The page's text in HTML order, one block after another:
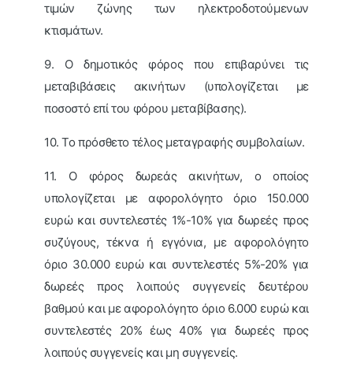
τιμών ζώνης των ηλεκτροδοτούμενων
κτισμάτων.
9. Ο δημοτικός φόρος που επιβαρύνει τις
μεταβιβάσεις ακινήτων (υπολογίζεται με
ποσοστό επί του φόρου μεταβίβασης).
10. Το πρόσθετο τέλος μεταγραφής συμβολαίων.
11. Ο φόρος δωρεάς ακινήτων, ο οποίος
υπολογίζεται με αφορολόγητο όριο 150.000
ευρώ και συντελεστές 1%-10% για δωρεές προς
συζύγους, τέκνα ή εγγόνια, με αφορολόγητο
όριο 30.000 ευρώ και συντελεστές 5%-20% για
δωρεές προς λοιπούς συγγενείς δευτέρου
βαθμού και με αφορολόγητο όριο 6.000 ευρώ και
συντελεστές 20% έως 40% για δωρεές προς
λοιπούς συγγενείς και μη συγγενείς.